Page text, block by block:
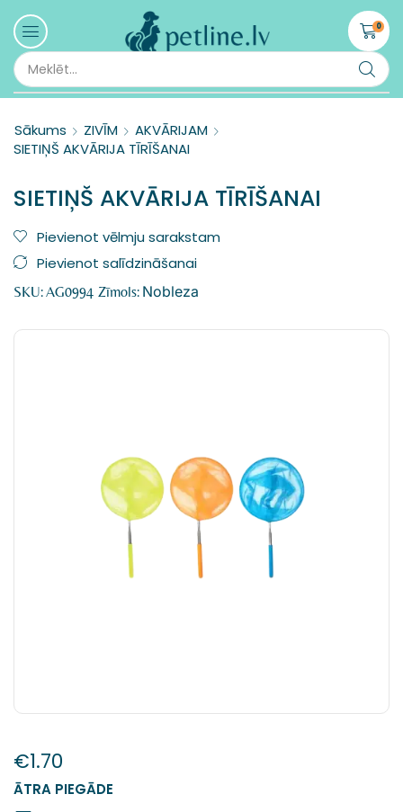
0
Sākums ZIVĪM
AKVĀRIJAM
SIETIŅŠ AKVĀRIJA TĪRĪŠANAI
SIETIŅŠ AKVĀRIJA TĪRĪŠANAI
Pievienot vēlmju sarakstam
Pievienot salīdzināšanai
SKU:AG0994 Zīmols: Nobleza
€1.70
ĀTRA PIEGĀDE